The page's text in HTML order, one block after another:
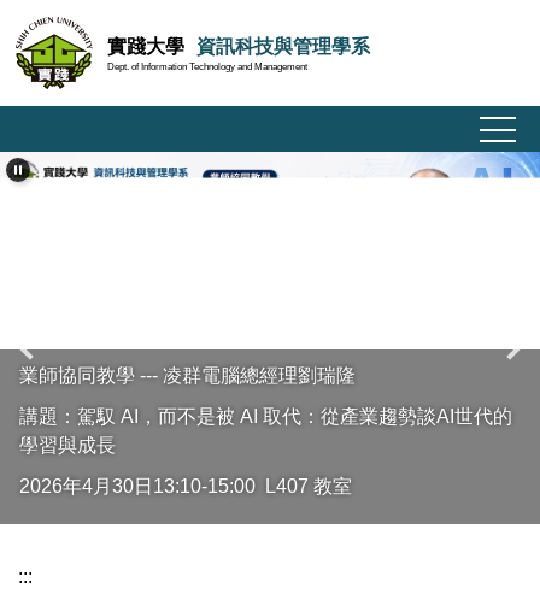
到
主
要
容
實踐大學 資訊科技與管理學系
Dept. of Information Technology and Management
業師協同教學 --- 凌群電腦總經理劉瑞隆
講題：駕馭 AI，而不是被 AI 取代：從產業趨勢談AI世代的
學習與成長
2026年4月30日13:10-15:00 L407 教室
:::